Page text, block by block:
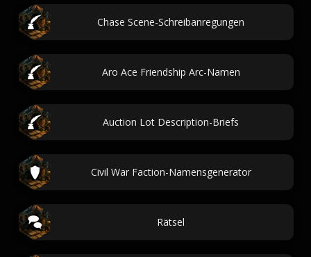
Chase Scene-Schreibanregungen
Aro Ace Friendship Arc-Namen
Auction Lot Description-Briefs
Civil War Faction-Namensgenerator
Rätsel